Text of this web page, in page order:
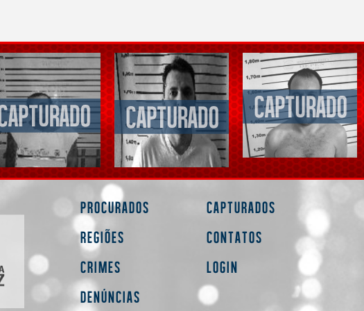
Procurados
Regiões
Crimes
Denúncias
Capturados
Contatos
Login